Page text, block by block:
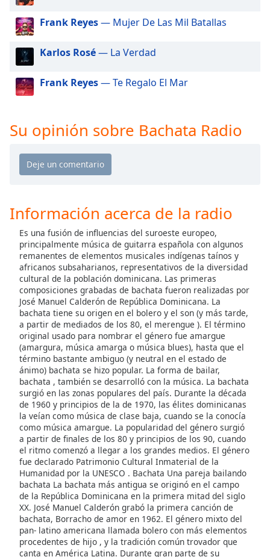
Beginning
dialog
window.
Escape
cancel
the
Opacity
Background
Color
Opacity
Caption
Area
Background
Color
Opacity
Font
Edge
Style
Frank Reyes— Mujer De Las Mil Batallas
Karlos Rosé— La Verdad
Frank Reyes— Te Regalo El Mar
Su opinión sobre Bachata Radio
Información acerca de la radio
Es una fusión de influencias del suroeste europeo,
principalmente música de guitarra española con algunos
remanentes de elementos musicales indígenas taínos y
africanos subsaharianos, representativos de la diversidad
cultural de la población dominicana. Las primeras
composiciones grabadas de bachata fueron realizadas por
José Manuel Calderón de República Dominicana. La
bachata tiene su origen en el bolero y el son (y más tarde,
a partir de mediados de los 80, el merengue ). El término
original usado para nombrar el género fue amargue
(amargura, música amarga o música blues), hasta que el
término bastante ambiguo (y neutral en el estado de
ánimo) bachata se hizo popular. La forma de bailar,
bachata , también se desarrolló con la música. La bachata
surgió en las zonas populares del país. Durante la década
de 1960 y principios de la de 1970, las élites dominicanas
la veían como música de clase baja, cuando se la conocía
como música amargue. La popularidad del género surgió
a partir de finales de los 80 y principios de los 90, cuando
el ritmo comenzó a llegar a los grandes medios. El género
fue declarado Patrimonio Cultural Inmaterial de la
Humanidad por la UNESCO . Bachata Una pareja bailando
bachata La bachata más antigua se originó en el campo
de la República Dominicana en la primera mitad del siglo
XX. José Manuel Calderón grabó la primera canción de
bachata, Borracho de amor en 1962. El género mixto del
pan- latino americana llamada bolero con más elementos
procedentes de hijo , y la tradición común trovador que
canta en América Latina. Durante gran parte de su